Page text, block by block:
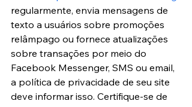
regularmente, envia mensagens de
texto a usuários sobre promoções
relâmpago ou fornece atualizações
sobre transações por meio do
Facebook Messenger, SMS ou email,
a política de privacidade de seu site
deve informar isso. Certifique-se de